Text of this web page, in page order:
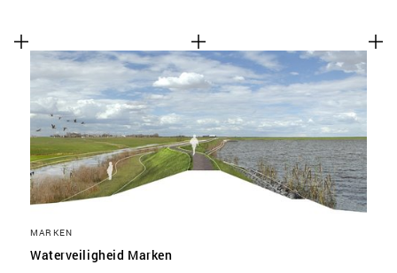
MARKEN
Waterveiligheid Marken